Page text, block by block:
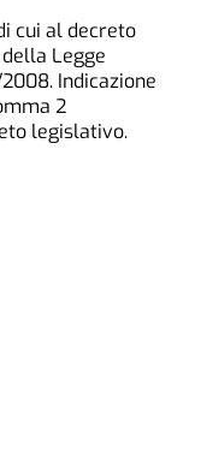
cui al decreto
Legge
Indicazione
2
legislativo.